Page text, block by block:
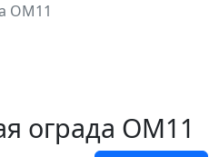
ОМ11
ограда ОМ11